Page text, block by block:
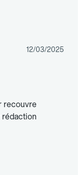
12/03/2025
recouvre
rédaction